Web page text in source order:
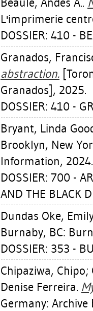
Beaulé, Andes A..
L'imprimerie
DOSSIER: 410 -
Granados,
abstraction.
Granados], 2025.
DOSSIER: 410 -
Bryant, Linda
Brooklyn, New
Information, 2024.
DOSSIER: 700 -
AND THE BLACK
Dundas Oke,
Burnaby, BC:
DOSSIER: 353 -
Chipaziwa, Chipo;
Denise Ferreira.
Germany: Archive